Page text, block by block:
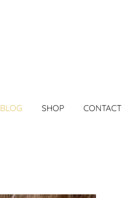
BLOG SHOP CONTACT